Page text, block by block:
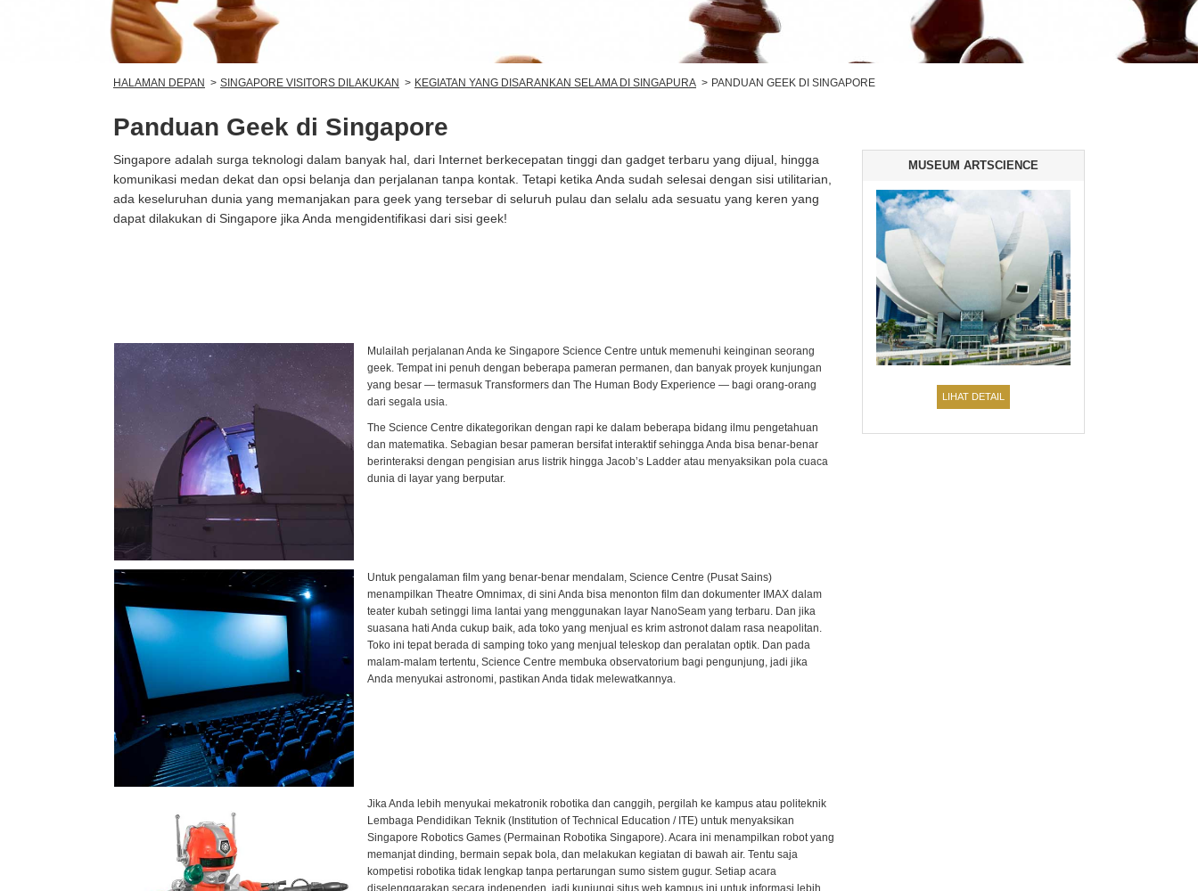
HALAMAN DEPAN SINGAPORE VISITORS DILAKUKAN KEGIATAN YANG DISARANKAN SELAMA DI SINGAPURA PANDUAN GEEK DI SINGAPORE
Panduan Geek di Singapore
Singapore adalah surga teknologi dalam banyak hal, dari Internet berkecepatan tinggi dan gadget terbaru yang dijual, hingga
komunikasi medan dekat dan opsi belanja dan perjalanan tanpa kontak. Tetapi ketika Anda sudah selesai dengan sisi utilitarian,
ada keseluruhan dunia yang memanjakan para geek yang tersebar di seluruh pulau dan selalu ada sesuatu yang keren yang
dapat dilakukan di Singapore jika Anda mengidentifikasi dari sisi geek!
Mulailah perjalanan Anda ke Singapore Science Centre untuk memenuhi keinginan seorang
geek. Tempat ini penuh dengan beberapa pameran permanen, dan banyak proyek kunjungan
yang besar — termasuk Transformers dan The Human Body Experience — bagi orang-orang
dari segala usia.
The Science Centre dikategorikan dengan rapi ke dalam beberapa bidang ilmu pengetahuan
dan matematika. Sebagian besar pameran bersifat interaktif sehingga Anda bisa benar-benar
berinteraksi dengan pengisian arus listrik hingga Jacob’s Ladder atau menyaksikan pola cuaca
dunia di layar yang berputar.
Untuk pengalaman film yang benar-benar mendalam, Science Centre (Pusat Sains)
menampilkan Theatre Omnimax, di sini Anda bisa menonton film dan dokumenter IMAX dalam
teater kubah setinggi lima lantai yang menggunakan layar NanoSeam yang terbaru. Dan jika
suasana hati Anda cukup baik, ada toko yang menjual es krim astronot dalam rasa neapolitan.
Toko ini tepat berada di samping toko yang menjual teleskop dan peralatan optik. Dan pada
malam-malam tertentu, Science Centre membuka observatorium bagi pengunjung, jadi jika
Anda menyukai astronomi, pastikan Anda tidak melewatkannya.
Jika Anda lebih menyukai mekatronik robotika dan canggih, pergilah ke kampus atau politeknik
Lembaga Pendidikan Teknik (Institution of Technical Education / ITE) untuk menyaksikan
Singapore Robotics Games (Permainan Robotika Singapore). Acara ini menampilkan robot yang
memanjat dinding, bermain sepak bola, dan melakukan kegiatan di bawah air. Tentu saja
kompetisi robotika tidak lengkap tanpa pertarungan sumo sistem gugur. Setiap acara
diselenggarakan secara independen, jadi kunjungi situs web kampus ini untuk informasi lebih
MUSEUM ARTSCIENCE
LIHAT DETAIL